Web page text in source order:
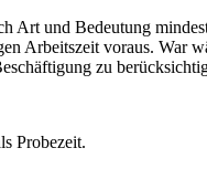
und Bedeutung
Arbeitszeit voraus. War
zu
Probezeit.